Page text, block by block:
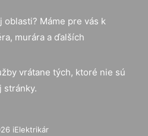
Máme pre vás k
murára a ďalších
vrátane tých, ktoré nie sú
stránky.
iElektrikár